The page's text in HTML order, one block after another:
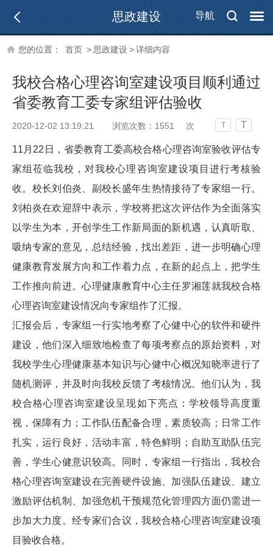
导航
思政建设
您的位置： 首页 > 思政建设>详细内容
我校合格心理咨询室建设项目顺利通过
省委教育工委专家组评估验收
2020-12-02 13:19:21 浏览次数： 1551 次 T T
11月22日，省委教育工委高校合格心理咨询室验收评估专
家组莅临我校，对我校心理咨询室建设项目进行考核验
收。校长刘伯炎、副校长盛年生热情接待了专家组一行。
刘柏炎在欢迎辞中表示，学校将把这次评估作为全面落实
以学生为本，开创学生工作新局面的新机遇，认真听取、
吸纳专家的意见，总结经验，找出差距，进一步明确心理
健康教育发展方向和工作着力点，在新的起点上，把学生
工作推向前进。心理健康教育中心主任罗湘莲就我校合格
心理咨询室建设情况向专家组作了汇报。
汇报会后，专家组一行实地考察了心健中心的软件和硬件
建设，他们深入细致地检查了每项考察点的原始资料，对
我校学生心理健康基本知识与心健中心概况知晓率进行了
随机测评，并及时向我校反馈了考核情况。他们认为，我
校合格心理咨询室建设呈现如下亮点：学校领导高度重
视，保障有力；工作队伍配备合理，素质较高；日常工作
扎实，运行良好，活动丰富，特色鲜明；自助互助队伍完
善，学生心健意识较高。同时，专家组一行指出，我校合
格心理咨询室建设在完善硬件设施、加强队伍建设、建立
激励评估机制、加强危机干预规范化管理四方面仍需进一
步加大力度。经专家们合议，我校合格心理咨询室建设项
目验收合格。